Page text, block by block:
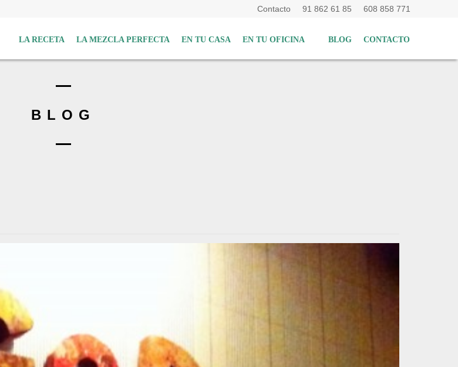
Contacto 91 862 61 85 608 858 771
CONTACTO
BLOG
EN TU OFICINA
EN TU CASA
LA MEZCLA PERFECTA
LA RECETA
BLOG